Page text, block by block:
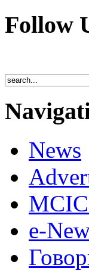
Follow
News
e-